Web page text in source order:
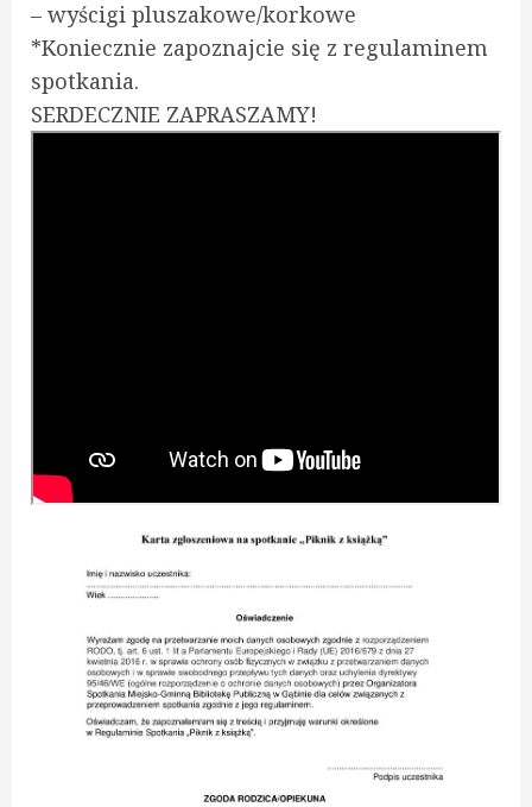
– wyścigi pluszakowe/korkowe
*Koniecznie zapoznajcie się z regulaminem
spotkania.
SERDECZNIE ZAPRASZAMY!